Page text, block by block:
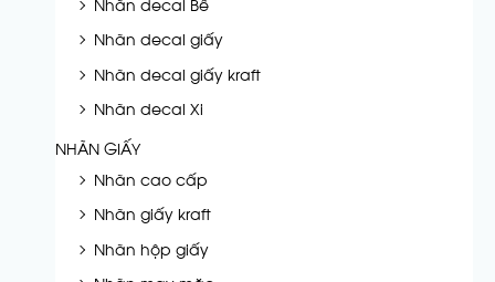
Nhãn decal giấy
Nhãn decal giấy kraft
Nhãn decal Xi
NHÃN GIẤY
Nhãn cao cấp
Nhãn giấy kraft
Nhãn hộp giấy